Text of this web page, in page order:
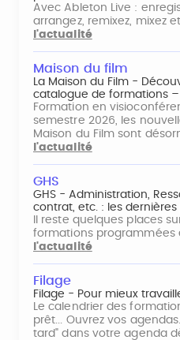
Avec Ableton Live :
arrangez, remixez, mixez
l'actualité
Maison du film
La Maison du Film -
catalogue de formations
Formation en
semestre 2026, les
Maison du Film sont
l'actualité
GHS
GHS - Administration,
contrat, etc. : les
Il reste quelques places
formations programmées
l'actualité
Filage
Filage - Pour mieux
Le calendrier des
prêt... Ouvrez vos
tard" dans votre agenda